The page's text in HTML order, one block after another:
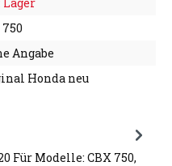
Angabe
Honda neu
Für Modelle: CBX 750,